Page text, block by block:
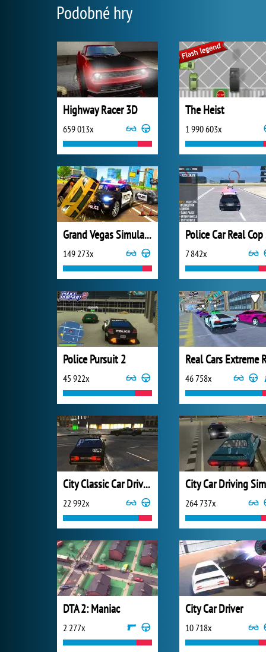
Podobné hry
Highway Racer 3D
659 013x
The Heist
1 990 603x
Grand Vegas Simulator
149 273x 7 842x
Police Pursuit 2
45 922x 46 758x
City Classic Car Driving
22 992x 264 737x
DTA 2: Maniac
2 277x
City Car Driver
10 718x